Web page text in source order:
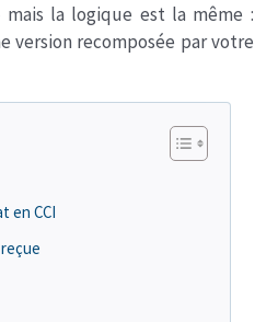
la logique est la même :
version recomposée par votre
en CCI